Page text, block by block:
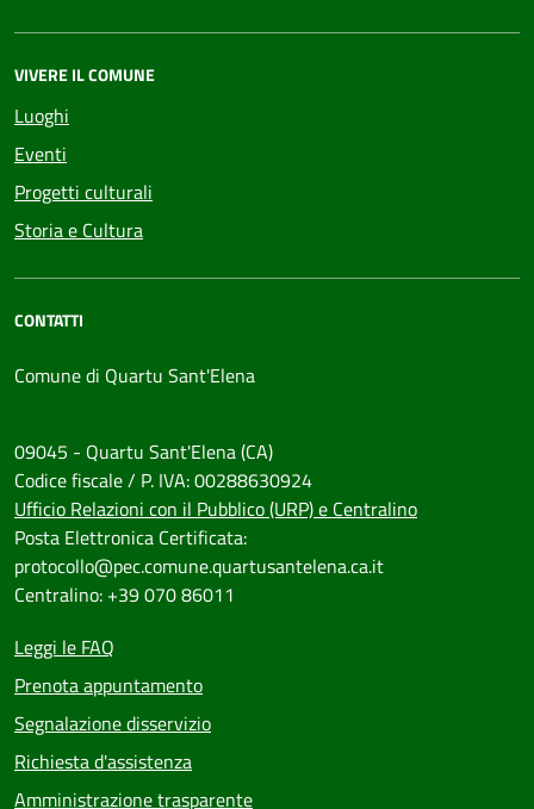
VIVERE IL COMUNE
Luoghi
Eventi
Progetti culturali
Storia e Cultura
CONTATTI
Comune di Quartu Sant'Elena
09045 - Quartu Sant'Elena (CA)
Codice fiscale / P. IVA: 00288630924
Ufficio Relazioni con il Pubblico (URP) e Centralino
Posta Elettronica Certificata:
protocollo@pec.comune.quartusantelena.ca.it
Centralino: +39 070 86011
Leggi le FAQ
Prenota appuntamento
Segnalazione disservizio
Richiesta d'assistenza
Amministrazione trasparente